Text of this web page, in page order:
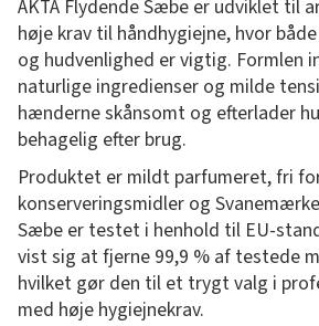
ÄKTA Flydende Sæbe er udviklet til
høje krav til håndhygiejne, hvor
og hudvenlighed er vigtig. Formlen
naturlige ingredienser og milde
hænderne skånsomt og efterlader
behagelig efter brug.
Produktet er mildt parfumeret, fri
konserveringsmidler og
Sæbe er testet i henhold til EU-
vist sig at fjerne 99,9 % af testede
hvilket gør den til et trygt valg i
med høje hygiejnekrav.